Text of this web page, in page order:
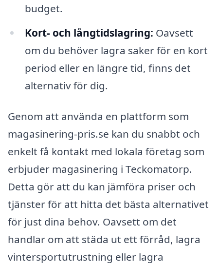
budget.
Kort- och långtidslagring: Oavsett
om du behöver lagra saker för en kort
period eller en längre tid, finns det
alternativ för dig.
Genom att använda en plattform som
magasinering-pris.se kan du snabbt och
enkelt få kontakt med lokala företag som
erbjuder magasinering i Teckomatorp.
Detta gör att du kan jämföra priser och
tjänster för att hitta det bästa alternativet
för just dina behov. Oavsett om det
handlar om att städa ut ett förråd, lagra
vintersportutrustning eller lagra